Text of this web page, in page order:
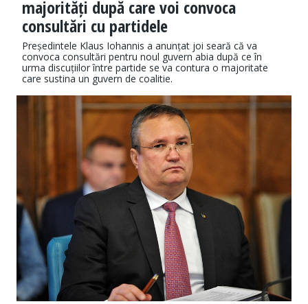
majorități după care voi convoca
consultări cu partidele
Președintele Klaus Iohannis a anunțat joi seară că va
convoca consultări pentru noul guvern abia după ce în
urma discuțiilor între partide se va contura o majoritate
care sustina un guvern de coalitie.